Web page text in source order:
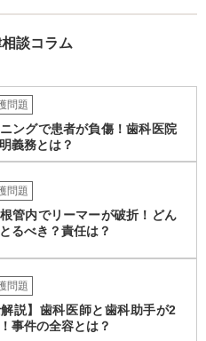
談コラム
問題
ングで患者が負傷！歯科医院
義務とは？
問題
根管内でリーマーが破折！どん
るべき？責任は？
問題
解説】歯科医師と歯科助手が2
事件の全容とは？